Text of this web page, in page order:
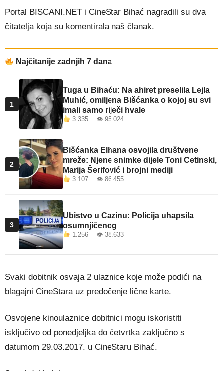
Portal BISCANI.NET i CineStar Bihać nagradili su dva
čitatelja koja su komentirala naš članak.
Najčitanije zadnjih 7 dana
1
Tuga u Bihaću: Na ahiret preselila Lejla
Muhić, omiljena Bišćanka o kojoj su svi
imali samo riječi hvale
3.335 👁 95.024
2
Bišćanka Elhana osvojila društvene
mreže: Njene snimke dijele Toni Cetinski,
Marija Šerifović i brojni mediji
3.107 👁 86.455
3
Ubistvo u Cazinu: Policija uhapsila
osumnjičenog
1.256 👁 38.633
Svaki dobitnik osvaja 2 ulaznice koje može podići na
blagajni CineStara uz predočenje lične karte.
Osvojene kinoulaznice dobitnici mogu iskoristiti
isključivo od ponedjeljka do četvrtka zaključno s
datumom 29.03.2017. u CineStaru Bihać.